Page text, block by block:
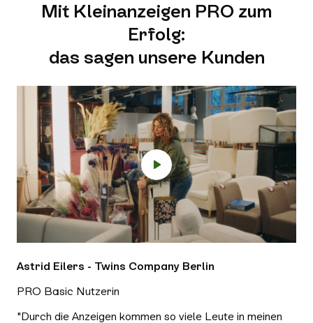
Mit Kleinanzeigen PRO zum
Erfolg:
das sagen unsere Kunden
Astrid Eilers - Twins Company Berlin
PRO Basic Nutzerin
"Durch die Anzeigen kommen so viele Leute in meinen